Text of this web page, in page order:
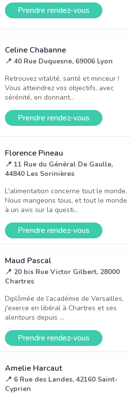
Prendre rendez-vous
Celine Chabanne
📍 40 Rue Duquesne, 69006 Lyon
Retrouvez vitalité, santé et minceur !
Vous atteindrez vos objectifs, avec
sérénité, en donnant...
Prendre rendez-vous
Florence Pineau
📍 11 Rue du Général De Gaulle,
44840 Les Sorinières
L'alimentation concerne tout le monde.
Nous mangeons tous, et tout le monde
à un avis sur la questi...
Prendre rendez-vous
Maud Pascal
📍 20 bis Rue Victor Gilbert, 28000
Chartres
Diplômée de l’académie de Versailles,
j'exerce en libéral à Chartres et ses
alentours depuis ...
Prendre rendez-vous
Amelie Harcaut
📍 6 Rue des Landes, 42160 Saint-
Cyprien